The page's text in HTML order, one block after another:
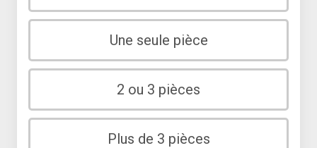
Une seule pièce
2 ou 3 pièces
Plus de 3 pièces